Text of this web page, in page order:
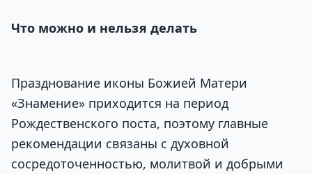
Что можно и нельзя делать
Празднование иконы Божией Матери
«Знамение» приходится на период
Рождественского поста, поэтому главные
рекомендации связаны с духовной
сосредоточенностью, молитвой и добрыми